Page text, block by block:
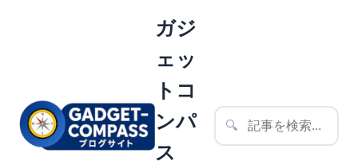
ガジ
ェッ
トコ
ンパ
ス
🔍